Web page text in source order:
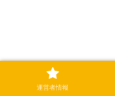
運営者情報